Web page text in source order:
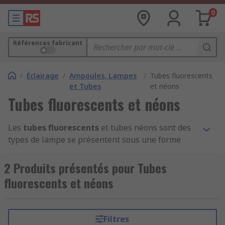
0
Références fabricant
/ Éclairage / Ampoules, Lampes
et Tubes
/ Tubes fluorescents
et néons
Tubes fluorescents et néons
Les tubes fluorescents et tubes néons sont des
types de lampe se présentent sous une forme
permet de s'illuminer. Les premiers utilisent la
fluorescence pour produire une lumière visible.
Les seconds émettent une lumière rouge très
fréquemment d'entendre parler des tubes
2 Produits présentés pour Tubes
fluorescents et néons
Filtres